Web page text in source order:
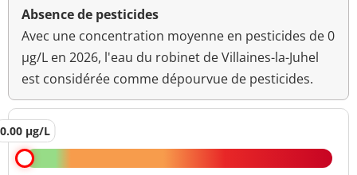
Absence de pesticides
Avec une concentration moyenne en pesticides de 0
µg/L en 2026, l'eau du robinet de Villaines-la-Juhel
est considérée comme dépourvue de pesticides.
0.00 µg/L